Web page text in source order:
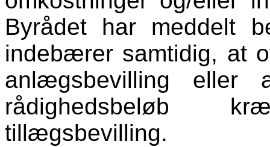
Byrådet har meddelt
indebærer samtidig, at
anlægsbevilling
rådighedsbeløb
tillægsbevilling.